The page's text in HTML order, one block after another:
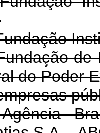
de
do Poder